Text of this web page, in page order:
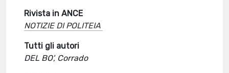
Rivista in ANCE
NOTIZIE DI POLITEIA
Tutti gli autori
DEL BO', Corrado